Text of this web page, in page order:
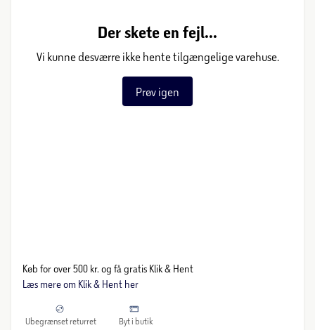
Der skete en fejl...
Vi kunne desværre ikke hente tilgængelige varehuse.
Prøv igen
Køb for over 500 kr. og få gratis Klik & Hent
Læs mere om Klik & Hent her
Ubegrænset returret Byt i butik